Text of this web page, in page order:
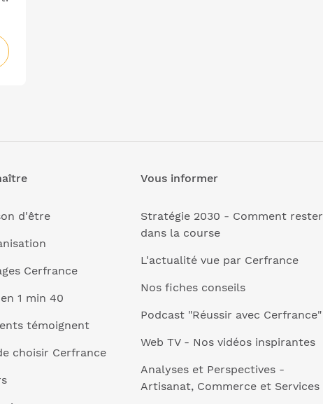
d'être
Cerfrance
1 min 40
témoignent
choisir Cerfrance
Vous informer
Stratégie 2030 - Comment rester
dans la course
L'actualité vue par Cerfrance
Nos fiches conseils
Podcast "Réussir avec Cerfrance"
Web TV - Nos vidéos inspirantes
Analyses et Perspectives -
Artisanat, Commerce et Services